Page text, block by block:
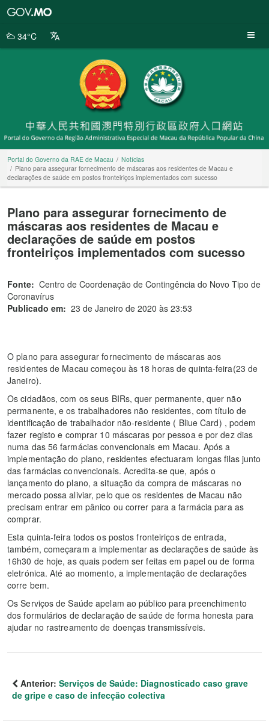
da
34°C
Portal do Governo da RAE de Macau
Notícias
Plano para assegurar fornecimento de máscaras aos residentes de Macau e
declarações de saúde em postos fronteiriços implementados com sucesso
Plano para assegurar fornecimento de
máscaras aos residentes de Macau e
declarações de saúde em postos
fronteiriços implementados com sucesso
Fonte: Centro de Coordenação de Contingência do Novo Tipo de
Coronavírus
Publicado em: 23 de Janeiro de 2020 às 23:53
O plano para assegurar fornecimento de máscaras aos
residentes de Macau começou às 18 horas de quinta-feira(23 de
Janeiro).
Os cidadãos, com os seus BIRs, quer permanente, quer não
permanente, e os trabalhadores não residentes, com título de
identificação de trabalhador não-residente ( Bliue Card) , podem
fazer registo e comprar 10 máscaras por pessoa e por dez dias
numa das 56 farmácias convencionais em Macau. Após a
implementação do plano, residentes efectuaram longas filas junto
das farmácias convencionais. Acredita-se que, após o
lançamento do plano, a situação da compra de máscaras no
mercado possa aliviar, pelo que os residentes de Macau não
precisam entrar em pânico ou correr para a farmácia para as
comprar.
Esta quinta-feira todos os postos fronteiriços de entrada,
também, começaram a implementar as declarações de saúde às
16h30 de hoje, as quais podem ser feitas em papel ou de forma
eletrónica. Até ao momento, a implementação de declarações
corre bem.
Os Serviços de Saúde apelam ao público para preenchimento
dos formulários de declaração de saúde de forma honesta para
ajudar no rastreamento de doenças transmissíveis.
Anterior: Serviços de Saúde: Diagnosticado caso grave
de gripe e caso de infecção colectiva